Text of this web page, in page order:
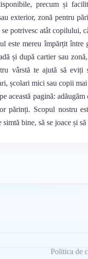
precum și
exterior, zonă pentru
se potrivesc atât copilului,
este mereu împărțit
și după cartier sau
vârstă te ajută să eviți
școlari mici sau copii
această pagină: adăugăm
părinți. Scopul nostru
bine, să se joace și
Politica de